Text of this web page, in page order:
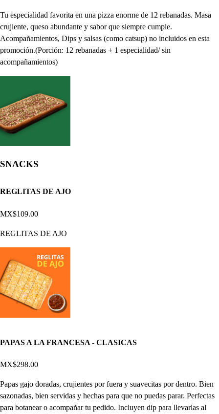
Tu especialidad favorita en una pizza enorme de 12 rebanadas. Masa
crujiente, queso abundante y sabor que siempre cumple.
Acompañamientos, Dips y salsas (como catsup) no incluidos en esta
promoción.(Porción: 12 rebanadas + 1 especialidad/ sin
acompañamientos)
SNACKS
REGLITAS DE AJO
MX$109.00
REGLITAS DE AJO
PAPAS A LA FRANCESA - CLASICAS
MX$298.00
Papas gajo doradas, crujientes por fuera y suavecitas por dentro. Bien
sazonadas, bien servidas y hechas para que no puedas parar. Perfectas
para botanear o acompañar tu pedido. Incluyen dip para llevarlas al